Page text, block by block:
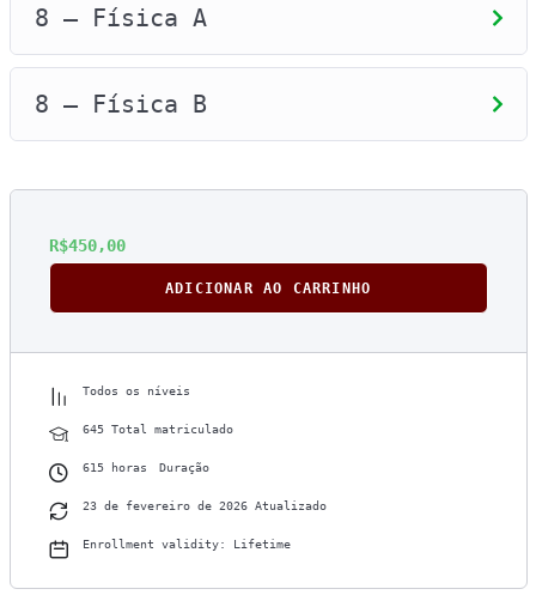
8 – Física A
8 – Física B
R$450,00
ADICIONAR AO CARRINHO
Todos os níveis
645 Total matriculado
615horas Duração
23 de fevereiro de 2026 Atualizado
Enrollment validity: Lifetime